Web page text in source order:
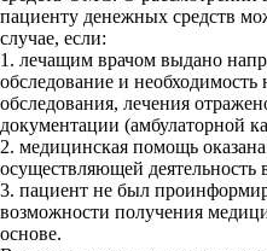
пациенту денежных средств
случае, если:
1. лечащим врачом выдано
обследование и необходимость
обследования, лечения
документации (амбулаторной
2. медицинская помощь
осуществляющей
3. пациент не был
возможности получения
основе.